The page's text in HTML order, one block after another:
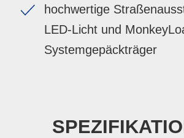
hochwertige
LED-Licht und
Systemgepäckträger